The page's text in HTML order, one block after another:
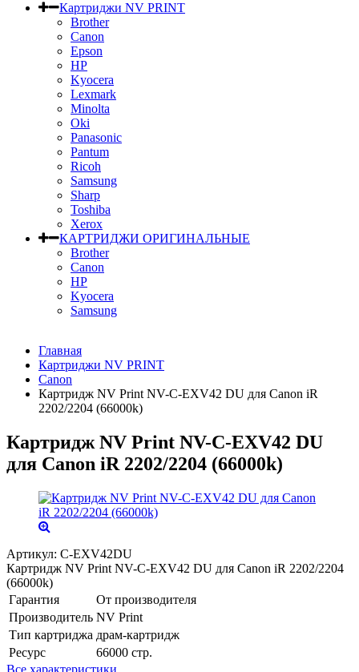
Картриджи NV PRINT
Brother
Canon
Epson
HP
Kyocera
Lexmark
Minolta
Oki
Panasonic
Pantum
Ricoh
Samsung
Sharp
Toshiba
Xerox
КАРТРИДЖИ ОРИГИНАЛЬНЫЕ
Brother
Canon
HP
Kyocera
Samsung
Главная
Картриджи NV PRINT
Canon
Картридж NV Print NV-C-EXV42 DU для Canon iR
2202/2204 (66000k)
Картридж NV Print NV-C-EXV42 DU
для Canon iR 2202/2204 (66000k)
Артикул: C-EXV42DU
Картридж NV Print NV-C-EXV42 DU для Canon iR 2202/2204
(66000k)
Гарантия
От производителя
Производитель NV Print
Тип картриджа драм-картридж
Ресурс
66000 стр.
Все характеристики